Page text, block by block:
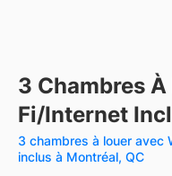
3 Chambres
Fi/Internet
3 chambres à louer avec
inclus à Montréal, QC